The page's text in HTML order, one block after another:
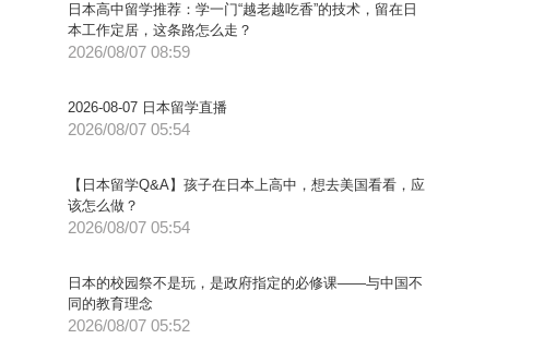
日本高中留学推荐：学一门“越老越吃香”的技术，留在日
本工作定居，这条路怎么走？
2026/08/07 08:59
2026-08-07 日本留学直播
2026/08/07 05:54
【日本留学Q&A】孩子在日本上高中，想去美国看看，应
该怎么做？
2026/08/07 05:54
日本的校园祭不是玩，是政府指定的必修课——与中国不
同的教育理念
2026/08/07 05:52